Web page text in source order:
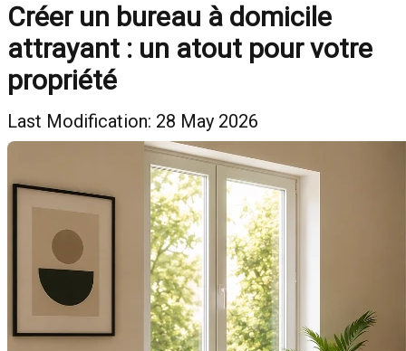
Créer un bureau à domicile
attrayant : un atout pour votre
propriété
Last Modification: 28 May 2026